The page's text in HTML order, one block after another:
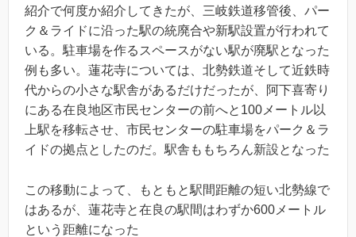
紹介で何度か紹介してきたが、三岐鉄道移管後、パー
ク＆ライドに沿った駅の統廃合や新駅設置が行われて
いる。駐車場を作るスペースがない駅が廃駅となった
例も多い。蓮花寺については、北勢鉄道そして近鉄時
代からの小さな駅舎があるだけだったが、阿下喜寄り
にある在良地区市民センターの前へと100メートル以
上駅を移転させ、市民センターの駐車場をパーク＆ラ
イドの拠点としたのだ。駅舎ももちろん新設となった
この移動によって、もともと駅間距離の短い北勢線で
はあるが、蓮花寺と在良の駅間はわずか600メートル
という距離になった